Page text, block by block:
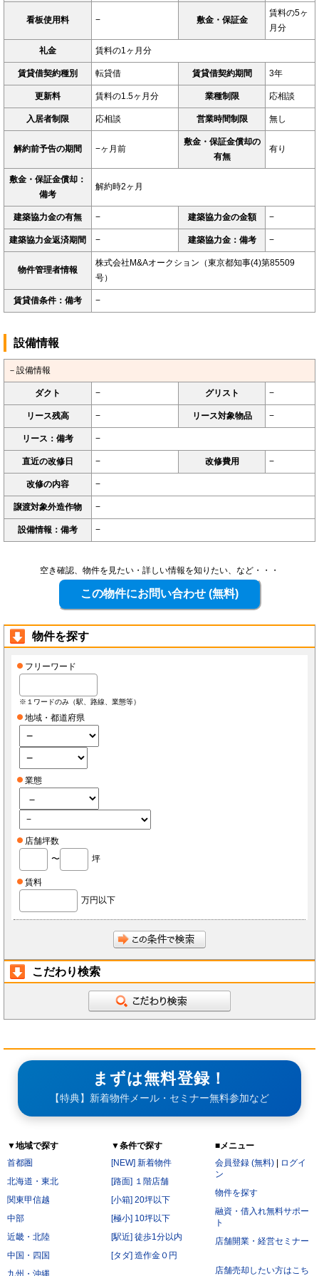
看板使用料 − 敷金・保証金
賃料の5ヶ
月分
礼金 賃料の1ヶ月分
賃貸借契約種別 転貸借 賃貸借契約期間 3年
更新料 賃料の1.5ヶ月分 業種制限 応相談
入居者制限 応相談 営業時間制限 無し
解約前予告の期間 −ヶ月前
敷金・保証金償却の
有無
有り
敷金・保証金償却：
備考
解約時2ヶ月
建築協力金の有無 − 建築協力金の金額 −
建築協力金返済期間 − 建築協力金：備考 −
物件管理者情報
株式会社M&Aオークション（東京都知事(4)第85509
号）
賃貸借条件：備考 −
設備情報
－設備情報
ダクト − グリスト −
リース残高 − リース対象物品 −
リース：備考 −
直近の改修日 − 改修費用 −
改修の内容 −
譲渡対象外造作物 −
設備情報：備考 −
空き確認、物件を見たい・詳しい情報を知りたい、など・・・
物件を探す
フリーワード
※１ワードのみ（駅、路線、業態等）
地域・都道府県
業態
店舗坪数
〜
坪
賃料
万円以下
こだわり検索
まずは無料登録！
【特典】新着物件メール・セミナー無料参加など
▼地域で探す
首都圏
北海道・東北
関東甲信越
中部
近畿・北陸
中国・四国
九州・沖縄
▼条件で探す
[NEW] 新着物件
[路面] １階店舗
[小箱] 20坪以下
[極小] 10坪以下
[駅近] 徒歩1分以内
[タダ] 造作金０円
■メニュー
会員登録 (無料) | ログイ
ン
物件を探す
融資・借入れ無料サポー
ト
店舗開業・経営セミナー
店舗売却したい方はこち